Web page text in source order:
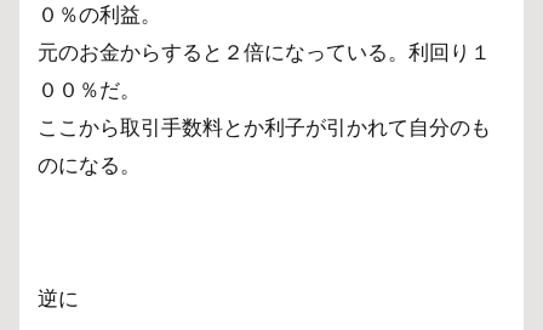
０％の利益。
元のお金からすると２倍になっている。利回り１
００％だ。
ここから取引手数料とか利子が引かれて自分のも
のになる。
逆に